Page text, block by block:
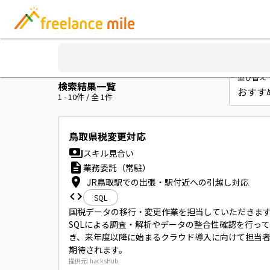
検索結果一覧
1 -10件 / 全1件
並び替え
鳥取県税変更対応
スキル見合い
業務委託（常駐）
JR鳥取駅での出張・駅付近への引越し対応
SQL
国税データの移行・変更作業を担当していただきます
SQLによる調査・解析やデータの整合性確認を行っ
き、来年度以降に始まるクラウド導入に向けて担当
期待されます。
提供元: hacksHub